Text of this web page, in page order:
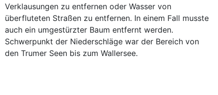
Verklausungen zu entfernen oder Wasser von
überfluteten Straßen zu entfernen. In einem Fall musste
auch ein umgestürzter Baum entfernt werden.
Schwerpunkt der Niederschläge war der Bereich von
den Trumer Seen bis zum Wallersee.